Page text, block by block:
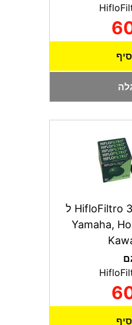
פילטר שמן HifloFiltro 303 ל
Yamaha,